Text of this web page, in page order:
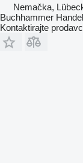
Nemačka,
Buchhammer
Kontaktirajte